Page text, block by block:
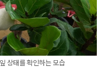
상태를 확인하는 모습